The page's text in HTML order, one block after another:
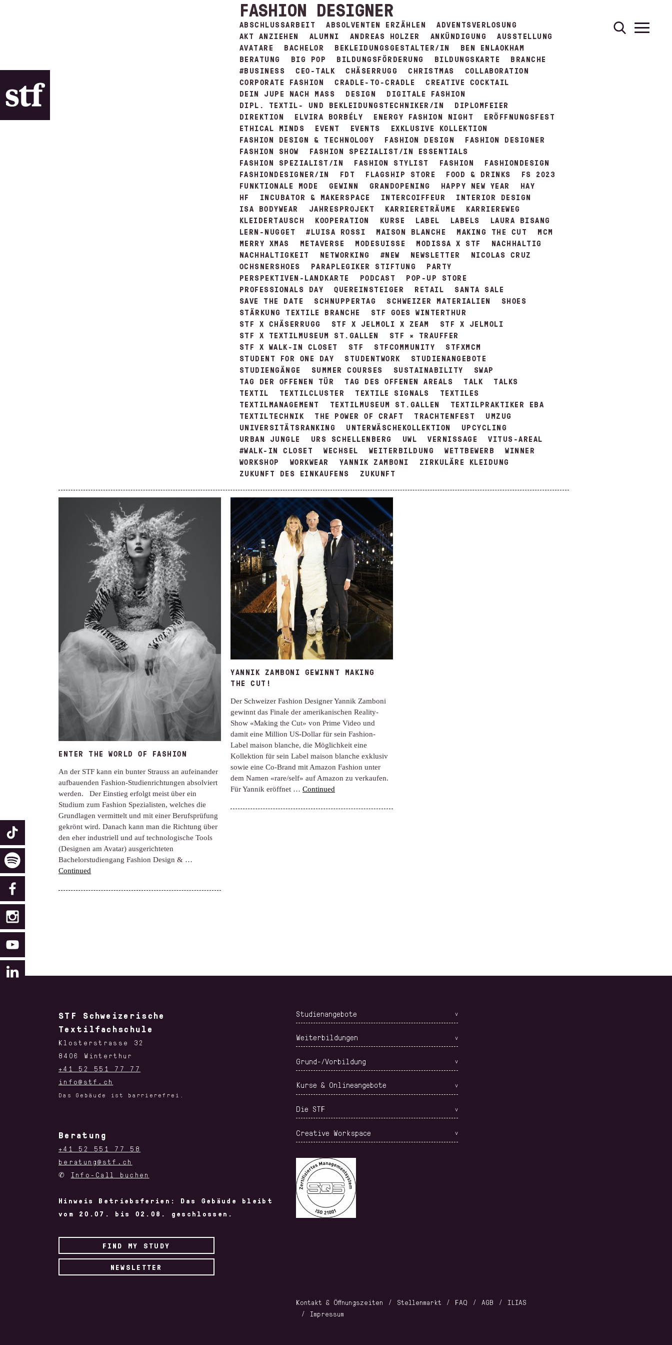
FASHION DESIGNER
ABSCHLUSSARBEIT ABSOLVENTEN ERZÄHLEN
ADVENTSVERLOSUNG
AKT ANZIEHEN
ALUMNI ANDREAS HOLZER ANKÜNDIGUNG
AUSSTELLUNG
AVATARE
BACHELOR BEKLEIDUNGSGESTALTER/IN
BEN ENLAOKHAM
BERATUNG
BIG POP BILDUNGSFÖRDERUNG BILDUNGSKARTE
BRANCHE
#BUSINESS
CEO-TALK CHÄSERRUGG CHRISTMAS
COLLABORATION
CORPORATE FASHION
CRADLE-TO-CRADLE
CREATIVE COCKTAIL
DEIN JUPE NACH MASS
DESIGN
DIGITALE FASHION
DIPL. TEXTIL- UND BEKLEIDUNGSTECHNIKER/IN
DIPLOMFEIER
DIREKTION
ELVIRA BORBÉLY ENERGY FASHION NIGHT
ERÖFFNUNGSFEST
ETHICAL MINDS
EVENT EVENTS
EXKLUSIVE KOLLEKTION
FASHION DESIGN & TECHNOLOGY
FASHION DESIGN
FASHION DESIGNER
FASHION SHOW
FASHION SPEZIALIST/IN ESSENTIALS
FASHION SPEZIALIST/IN
FASHION STYLIST FASHION
FASHIONDESIGN
FASHIONDESIGNER/IN
FDT FLAGSHIP STORE FOOD & DRINKS
FS 2023
FUNKTIONALE MODE
GEWINN GRANDOPENING HAPPY NEW YEAR
HAY
HF
INCUBATOR & MAKERSPACE INTERCOIFFEUR
INTERIOR DESIGN
ISA BODYWEAR
JAHRESPROJEKT KARRIERETRÄUME
KARRIEREWEG
KLEIDERTAUSCH
KOOPERATION KURSE LABEL LABELS
LAURA BISANG
LERN-NUGGET
#LUISA ROSSI MAISON BLANCHE MAKING THE CUT
MCM
MERRY XMAS
METAVERSE MODESUISSE MODISSA X STF
NACHHALTIG
NACHHALTIGKEIT
NETWORKING #NEW NEWSLETTER
NICOLAS CRUZ
OCHSNERSHOES
PARAPLEGIKER STIFTUNG
PARTY
PERSPEKTIVEN-LANDKARTE
PODCAST
POP-UP STORE
PROFESSIONALS DAY
QUEREINSTEIGER RETAIL
SANTA SALE
SAVE THE DATE
SCHNUPPERTAG SCHWEIZER MATERIALIEN
SHOES
STÄRKUNG TEXTILE BRANCHE
STF GOES WINTERTHUR
STF X CHÄSERRUGG
STF X JELMOLI X ZEAM
STF X JELMOLI
STF X TEXTILMUSEUM ST.GALLEN
STF × TRAUFFER
STF X WALK-IN CLOSET
STF STFCOMMUNITY
STFXMCM
STUDENT FOR ONE DAY
STUDENTWORK
STUDIENANGEBOTE
STUDIENGÄNGE
SUMMER COURSES SUSTAINABILITY
SWAP
TAG DER OFFENEN TÜR
TAG DES OFFENEN AREALS TALK
TALKS
TEXTIL
TEXTILCLUSTER TEXTILE SIGNALS
TEXTILES
TEXTILMANAGEMENT
TEXTILMUSEUM ST.GALLEN
TEXTILPRAKTIKER EBA
TEXTILTECHNIK
THE POWER OF CRAFT TRACHTENFEST
UMZUG
UNIVERSITÄTSRANKING
UNTERWÄSCHEKOLLEKTION
UPCYCLING
URBAN JUNGLE
URS SCHELLENBERG UWL VERNISSAGE
VITUS-AREAL
#WALK-IN CLOSET
WECHSEL WEITERBILDUNG WETTBEWERB
WINNER
WORKSHOP
WORKWEAR YANNIK ZAMBONI
ZIRKULÄRE KLEIDUNG
ZUKUNFT DES EINKAUFENS
ZUKUNFT
ENTER THE WORLD OF FASHION
An der STF kann ein bunter Strauss an aufeinander
aufbauenden Fashion-Studienrichtungen absolviert
werden. Der Einstieg erfolgt meist über ein
Studium zum Fashion Spezialisten, welches die
Grundlagen vermittelt und mit einer Berufsprüfung
gekrönt wird. Danach kann man die Richtung über
den eher industriell und auf technologische Tools
(Designen am Avatar) ausgerichteten
Bachelorstudiengang Fashion Design & …
Continued
YANNIK ZAMBONI GEWINNT MAKING
THE CUT!
Der Schweizer Fashion Designer Yannik Zamboni
gewinnt das Finale der amerikanischen Reality-
Show «Making the Cut» von Prime Video und
damit eine Million US-Dollar für sein Fashion-
Label maison blanche, die Möglichkeit eine
Kollektion für sein Label maison blanche exklusiv
sowie eine Co-Brand mit Amazon Fashion unter
dem Namen «rare/self» auf Amazon zu verkaufen.
Für Yannik eröffnet … Continued
STF Schweizerische
Textilfachschule
Klosterstrasse 32
8406 Winterthur
+41 52 551 77 77
info@stf.ch
Das Gebäude ist barrierefrei.
Beratung
+41 52 551 77 58
beratung@stf.ch
✆ Info-Call buchen
Hinweis Betriebsferien: Das Gebäude bleibt
vom 20.07. bis 02.08. geschlossen.
FIND MY STUDY
NEWSLETTER
Studienangebote
Weiterbildungen
Grund-/Vorbildung
Kurse & Onlineangebote
Die STF
Creative Workspace
Kontakt & Öffnungszeiten Stellenmarkt FAQ AGB
ILIAS
Impressum